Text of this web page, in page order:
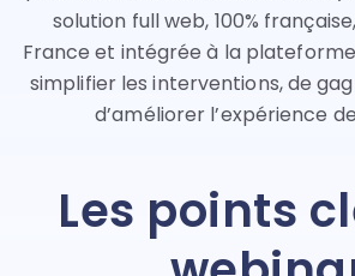
solution full web, 100%
France et intégrée à la
simplifier les interventions, de
d’améliorer l’expérience
Les points